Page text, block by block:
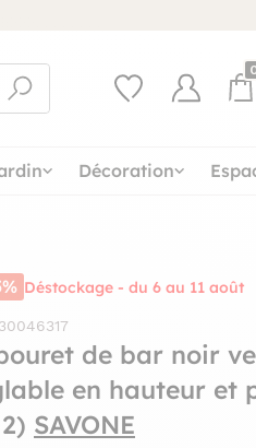
Décoration
Déstockage - du 6 au 11 août
de bar noir
en hauteur et
SAVONE